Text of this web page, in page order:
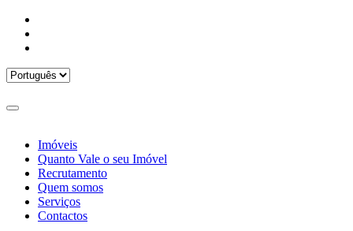
Imóveis
Quanto Vale o seu Imóvel
Recrutamento
Quem somos
Serviços
Contactos